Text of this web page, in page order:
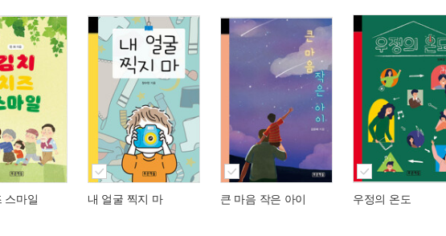
스마일 내 얼굴 찍지 마 큰 마음 작은 아이 우정의 온도